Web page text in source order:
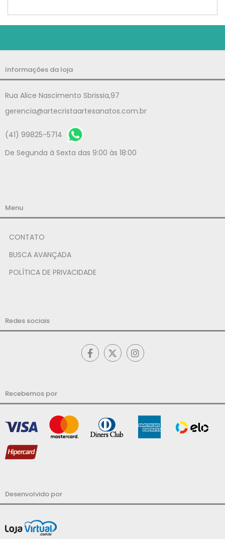
Informações da loja
Rua Alice Nascimento Sbrissia,97
gerencia@artecristaartesanatos.com.br
(41) 99825-5714
De Segunda à Sexta das 9:00 às 18:00
Menu
CONTATO
BUSCA AVANÇADA
POLÍTICA DE PRIVACIDADE
Redes sociais
Recebemos por
Desenvolvido por